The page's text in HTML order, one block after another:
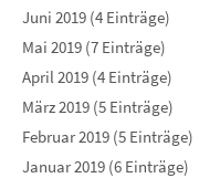
Juni 2019 (4 Einträge)
Mai 2019 (7 Einträge)
April 2019 (4 Einträge)
März 2019 (5 Einträge)
Februar 2019 (5 Einträge)
Januar 2019 (6 Einträge)